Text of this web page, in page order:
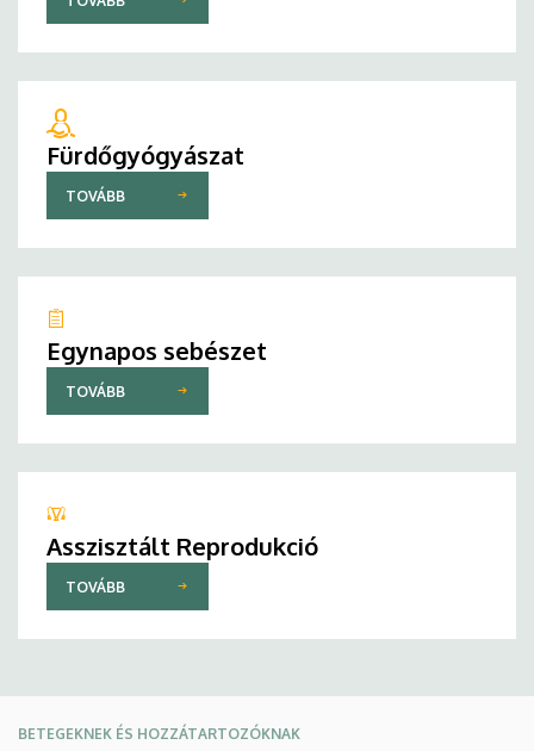
Fürdőgyógyászat
TOVÁBB
Egynapos sebészet
TOVÁBB
Asszisztált Reprodukció
TOVÁBB
BETEGEKNEK ÉS HOZZÁTARTOZÓKNAK